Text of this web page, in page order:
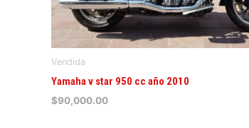
Vendida
Yamaha v star 950 cc año 2010
$90,000.00